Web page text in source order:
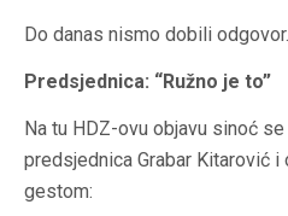
Do danas nismo dobili odgovor.
Predsjednica: “Ružno je to”
Na tu HDZ-ovu objavu sinoć
predsjednica Grabar Kitarović i
gestom: